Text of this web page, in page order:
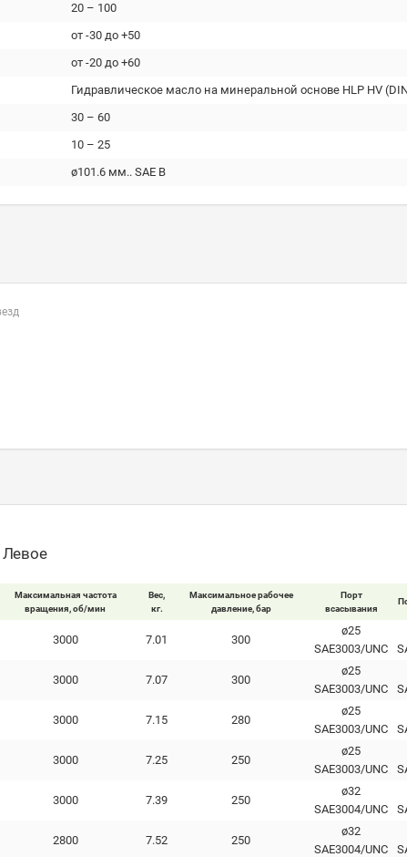
20 – 100
от -30 до +50
от -20 до +60
Гидравлическое масло на минеральной основе HLP HV
30 – 60
10 – 25
ø101.6 мм.. SAE B
Левое
Максимальная частота
вращения, об/мин
Вес,
кг.
Максимальное рабочее
давление, бар
Порт
всасывания
3000 7.01 300
ø25
SAE3003/UNC
3000 7.07 300
ø25
SAE3003/UNC
3000 7.15 280
ø25
SAE3003/UNC
3000 7.25 250
ø25
SAE3003/UNC
3000 7.39 250
ø32
SAE3004/UNC
2800 7.52 250
ø32
SAE3004/UNC